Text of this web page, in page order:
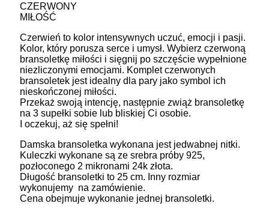
CZERWONY
MIŁOŚĆ
Czerwień to kolor intensywnych uczuć, emocji i pasji.
Kolor, który porusza serce i umysł. Wybierz czerwoną
bransoletkę miłości i sięgnij po szczęście wypełnione
niezliczonymi emocjami. Komplet czerwonych
bransoletek jest idealny dla pary jako symbol ich
nieskończonej miłości.
Przekaż swoją intencję, następnie zwiąż bransoletkę
na 3 supełki sobie lub bliskiej Ci osobie.
I oczekuj, aż się spełni!
Damska bransoletka wykonana jest jedwabnej nitki.
Kuleczki wykonane są ze srebra próby 925,
pozłoconego 2 mikronami 24k złota.
Długość bransoletki to 25 cm. Inny rozmiar
wykonujemy na zamówienie.
Cena obejmuje wykonanie jednej bransoletki.